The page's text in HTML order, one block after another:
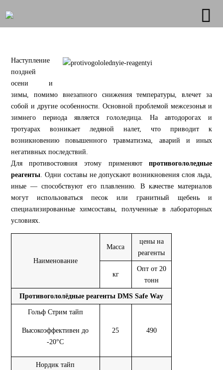
Наступление
поздней
осени и
зимы, помимо внезапного снижения температуры, влечет за
собой и другие особенности. Основной проблемой межсезонья и
зимнего периода является гололедица. На автодорогах и
тротуарах возникает ледяной налет, что приводит к
возникновению повышенного травматизма, аварий и иных
негативных последствий.
Для противостояния этому применяютпротивогололедные
реагенты. Одни составы не допускают возникновения слоя льда,
иные — способствуют его плавлению. В качестве материалов
могут использоваться песок или гранитный щебень и
специализированные химсоставы, полученные в лабораторных
условиях.
Наименование
Масса
цены на
реагенты
кг
Опт от 20
тонн
Противогололёдные реагенты DMS Safe Way
Гольф Стрим тайп
Высокоэффективен до
-20°С
25 490
Нордик тайп